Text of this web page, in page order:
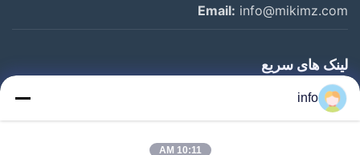
Email: info@mikimz.com
لینک های سریع
خانه
محصولات
info
10:11 AM